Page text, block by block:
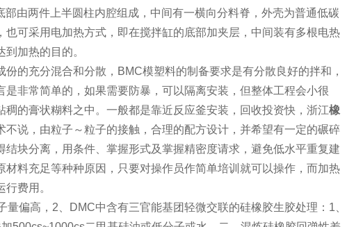
由两件上半圆柱内腔组成，中间有一横向分料脊，外壳为普通低碳
可采用电加热方式，即在搅拌缸的底部加夹层，中间装有多根电热
加热的目的。
的充分混合和分散，BMC模塑料的制备要求是有分散良好的拌和，
非常简单的，如果需要防暴，可以隔离安装，但整体工程会小很
的膏状糊料之中。一般都是靠近反应釜安装，回收投资快， 浙江橡
说，由粒子～粒子的接触，合理的配方设计，并希望有一定的碾碎
块分离，用条件、掌握形式及掌握精密度请求，避免低水平重复建
料充足等种种原因，只要对操作员作简单培训就可以操作，而加热
费用。
偏高，2、DMC中含有三官能基团轻微交联的硅橡胶生胶处理：1、